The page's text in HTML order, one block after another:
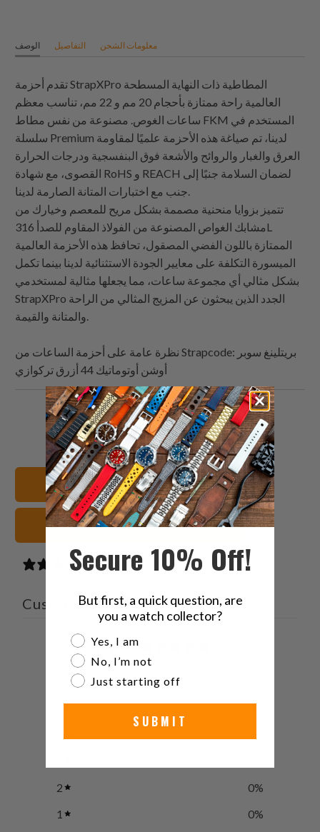
الوصف التفاصيل معلومات الشحن
تقدم أحزمة StrapXPro المطاطية ذات النهاية المسطحة
العالمية راحة ممتازة بأحجام 20 مم و 22 مم، تناسب معظم
ساعات الغوص. مصنوعة من نفس مطاط FKM المستخدم في
سلسلة Premium لدينا، تم صياغة هذه الأحزمة علميًا لمقاومة
العرق والغبار والروائح والأشعة فوق البنفسجية ودرجات الحرارة
القصوى، مع شهادة RoHS و REACH لضمان السلامة جنبًا إلى
جنب مع اختبارات المتانة الصارمة لدينا.
تتميز بزوايا منحنية مصممة بشكل مريح للمعصم وخيارك من
مشابك الغواص المصنوعة من الفولاذ المقاوم للصدأ 316L
الممتازة باللون الفضي المصقول، تحافظ هذه الأحزمة العالمية
الميسورة التكلفة على معايير الجودة الاستثنائية لدينا بينما تكمل
بشكل مثالي أي مجموعة ساعات، مما يجعلها مثالية لمستخدمي
StrapXPro الجدد الذين يبحثون عن المزيج المثالي من الراحة
والمتانة والقيمة.
نظرة عامة على أحزمة الساعات منStrapcode: بريتلينغ سوبر
أوشن أوتوماتيك 44 أزرق تركوازي
شارك
هذا
على
تويتر
شارك
هذا
على
فيسبوك
شارك
هذا
على
بينتيريست
البريد
الإلكتروني
هذا
إلى
صديق
عرض جميع الأساور
سوداء أشرطة الساعات
0 reviews
Customer reviews
0 / 50 reviews
0%
2
0%
1
0%
Secure 10% Off!
But first, a quick question, are
you a watch collector?
Are you a watch collector?
Yes, I am
No, I’m not
Just starting off
SUBMIT